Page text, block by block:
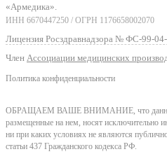
«Армедика».
ИНН 6670447250 / ОГРН 1176658002070
Лицензия Росздравнадзора № ФС-99-
Член Ассоциации медицинских
Политика конфиденциальности
ОБРАЩАЕМ ВАШЕ ВНИМАНИЕ, что данный
размещенные на нем, носят исключительно
ни при каких условиях не являются
статьи 437 Гражданского кодекса РФ.